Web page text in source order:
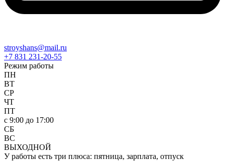
stroyshans@mail.ru
+7 831 231-20-55
Режим работы
ПН
ВТ
СР
ЧТ
ПТ
c 9:00 до 17:00
СБ
ВС
ВЫХОДНОЙ
У работы есть три плюса: пятница, зарплата, отпуск